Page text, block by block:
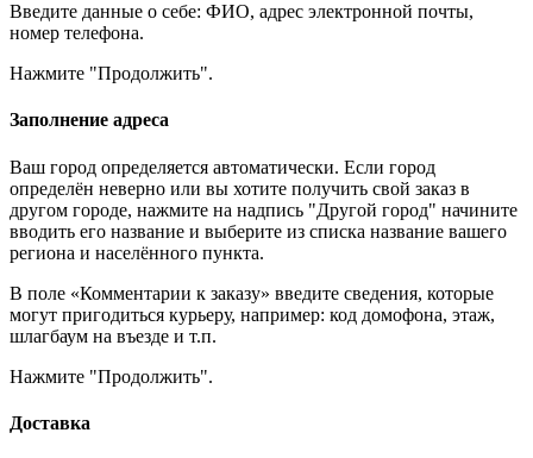
Введите данные о себе: ФИО, адрес электронной почты,
номер телефона.
Нажмите "Продолжить".
Заполнение адреса
Ваш город определяется автоматически. Если город
определён неверно или вы хотите получить свой заказ в
другом городе, нажмите на надпись "Другой город" начините
вводить его название и выберите из списка название вашего
региона и населённого пункта.
В поле «Комментарии к заказу» введите сведения, которые
могут пригодиться курьеру, например: код домофона, этаж,
шлагбаум на въезде и т.п.
Нажмите "Продолжить".
Доставка